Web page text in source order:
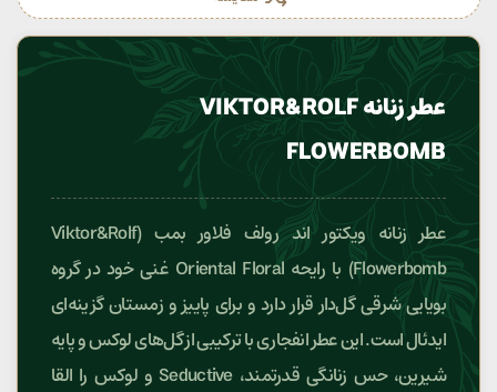
عطر زنانه VIKTOR&ROLF
FLOWERBOMB
عطر زنانه ویکتور اند رولف فلاور بمب (Viktor&Rolf
Flowerbomb) با رایحه Oriental Floral غنی خود در گروه
بویایی شرقی گل‌دار قرار دارد و برای پاییز و زمستان گزینه‌ای
ایدئال است. این عطر انفجاری با ترکیبی از گل‌های لوکس و پایه
شیرین، حس زنانگی قدرتمند، Seductive و لوکس را القا